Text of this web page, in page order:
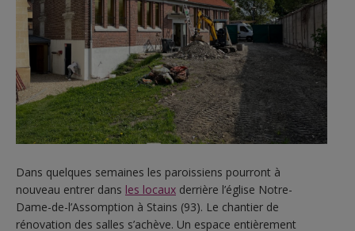
Dans quelques semaines les paroissiens pourront à
nouveau entrer dans les locaux derrière l’église Notre-
Dame-de-l’Assomption à Stains (93). Le chantier de
rénovation des salles s’achève. Un espace entièrement